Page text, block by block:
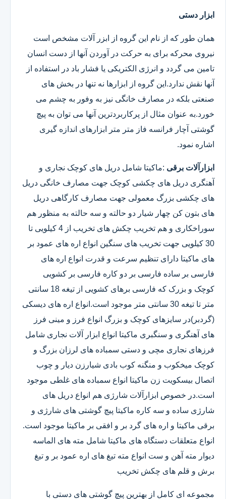
ابزار دستی
همان طور که از نام این گروه از ابزر آلات مشخص است
نیروی محرکه برای به حرکت در آوردن آنها از دست انسان
تامین می گردد و انرژی الکتریکی یا فشار باد در استفاده از
آنها نقش ندارد.این گروه از ابزارها نه تنها در بخش های
صنعتی بلکه در مصارف خانگی نیز به وفور به چشم می
خورد.به عنوان مثال از پرکاربردترین آنها می توان به پیچ
گوشتی آچار فرانسه فاز متر متر ابزارهای اندازه گیری
اشاره نمود.
ابزارآلات برقی :ماکیتا شامل دریل های کوچک نجاری و
آهنگری دریل های چکشی کوچک جهت مصارف خانگی دریل
های چکشی بزرگ معمولی جهت مصارف کارگاهی دریل
های بتون کن چهار شیار دو حالته و سه حالته به منظور هم
سوراخکاری و هم تخریب چکش های تخریب از 4 کیلویی تا
30 کیلویی جهت تخریب های سنگین انواع اره های عمود بر
های ماکیتا دارای تنظیم سرعت و قدرت انواع اره های
فارسی بر ساده فارسی بر دو کاره فارسی بر کشویی
کوچک و بزرک که فارسی برهای کشویی از تیغه 18 سانتی
متر تا تیغه 30 سانتی متر موجود است.انواع اره های دیسکی
(گردبر)در سایزهای کوچک و بزرگ انواع فرز و مینی فرز
های آهنگری و سنگبری ماکیتا انواع ابزار آلات نجاری شامل
فرزهای نجاری مچی و دستی سمباده های لرزان بزرگ و
کوچک میخکوب و منگنه کوب بادی شیارزن دیار و چوب
اتصال بیسکویت زن ماکیتا انواع سمباده های غلطی موجود
است.در خصوص ابزارآلات شارژی هم انواع دریل های
شارژی ساده و سه کاره ماکیتا پیچ گوشتی های شارژی و
برقی ماکیتا و اره های گرد بر و افقی بر ماکیتا موجود است.
انواع متعلقات دستگاه های ماکیتا شامل مته های الماسه
دیوار مته آهن و ست انواع مته تیغ های اره عمود بر و تیغ
برش و قلم های چکش تخریب
مجموعه ای کامل از بهترین پیچ گوشتی های دستی با